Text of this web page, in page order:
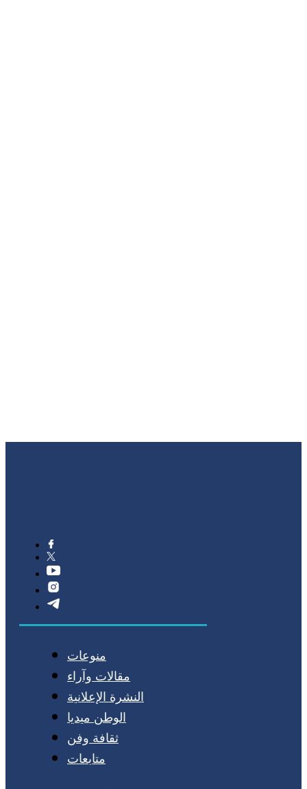
منوعات
مقالات وآراء
النشرة الإعلانية
الوطن ميديا
ثقافة وفن
متابعات